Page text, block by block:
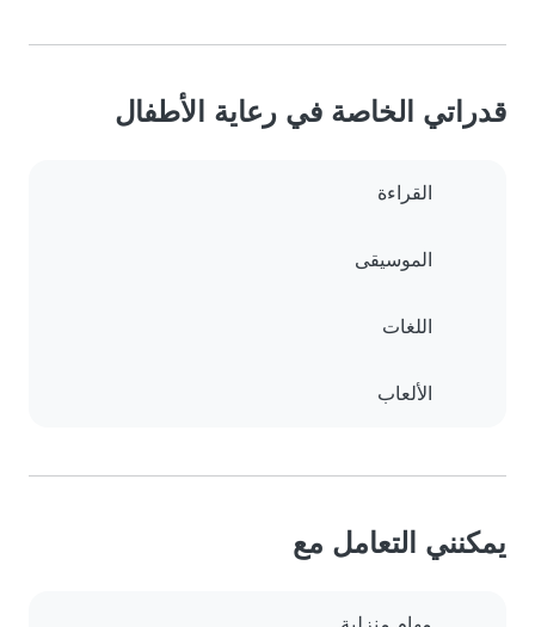
قدراتي الخاصة في رعاية الأطفال
القراءة
الموسيقى
اللغات
الألعاب
يمكنني التعامل مع